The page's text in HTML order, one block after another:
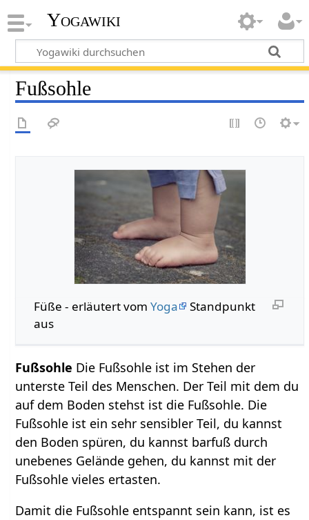
Yogawiki
Fußsohle
Füße - erläutert vom Yoga
Standpunkt
aus
Fußsohle Die Fußsohle ist im Stehen der
unterste Teil des Menschen. Der Teil mit dem du
auf dem Boden stehst ist die Fußsohle. Die
Fußsohle ist ein sehr sensibler Teil, du kannst
den Boden spüren, du kannst barfuß durch
unebenes Gelände gehen, du kannst mit der
Fußsohle vieles ertasten.
Damit die Fußsohle entspannt sein kann, ist es